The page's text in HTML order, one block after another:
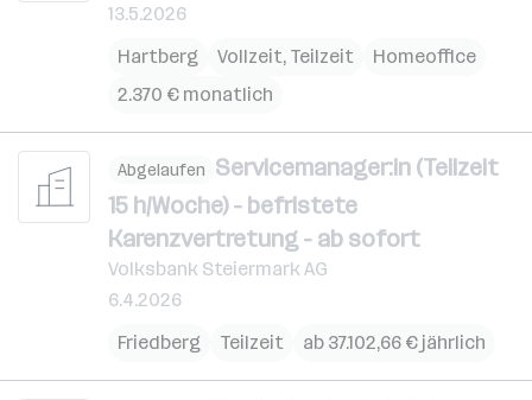
13.5.2026
Hartberg
Vollzeit, Teilzeit
Homeoffice
2.370 € monatlich
Abgelaufen Servicemanager:in (Teilzeit
15 h/Woche) - befristete
Karenzvertretung - ab sofort
Volksbank Steiermark AG
6.4.2026
Friedberg
Teilzeit ab 37.102,66 € jährlich